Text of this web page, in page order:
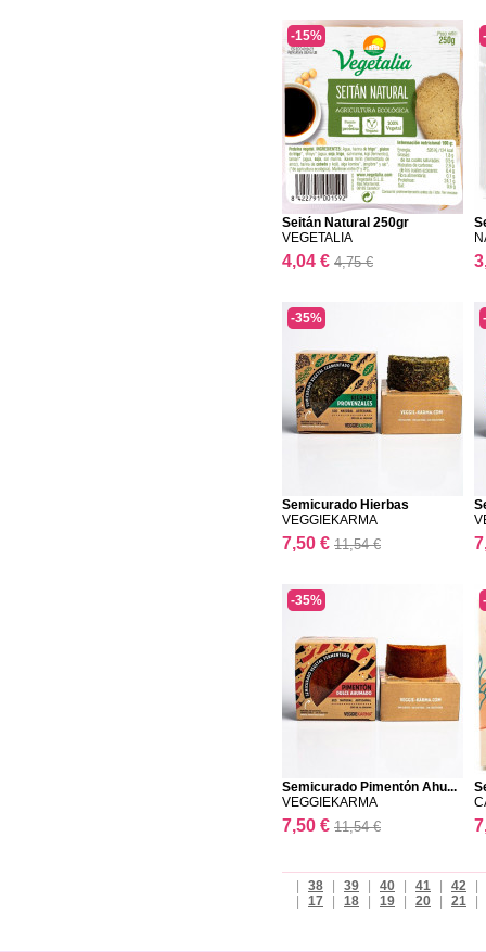
Seitán Natural 250gr
VEGETALIA
4,04 € 4,75 €
-15%
Semicurado Hierbas
VEGGIEKARMA
7,50 € 11,54 €
-35%
Semicurado Pimentón Ahu...
VEGGIEKARMA
7,50 € 11,54 €
-35%
42
41
40
39
38
21
20
19
18
17